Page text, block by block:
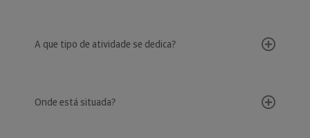
A que tipo de atividade se dedica?
Onde está situada?